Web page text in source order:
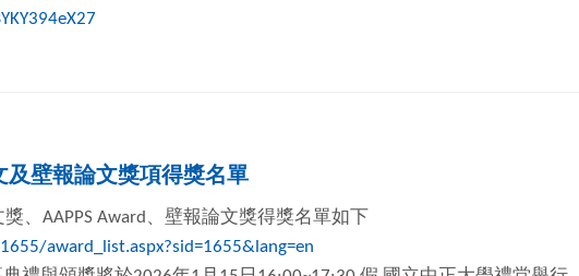
及壁報論文獎項得獎名單
、AAPPS Award、壁報論文獎得獎名單如下
award_list.aspx?sid=1655&lang=en